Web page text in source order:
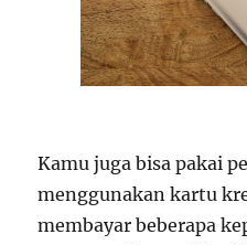
Kamu juga bisa pakai
menggunakan kartu
membayar beberapa